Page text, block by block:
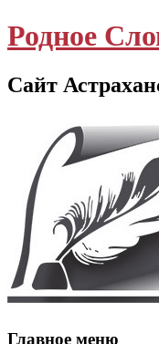
Родное
Сайт
Главное меню